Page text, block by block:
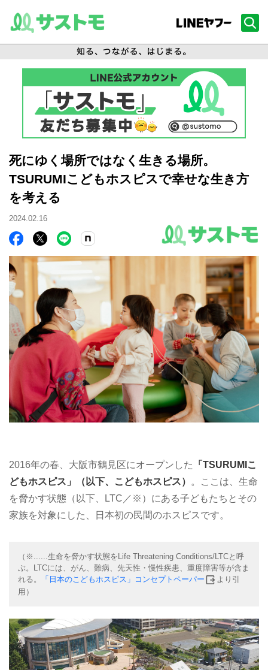
死にゆく場所ではなく生きる場所。
TSURUMIこどもホスピスで幸せな生き方
を考える
2024.02.16
2016年の春、大阪市鶴見区にオープンした
「TSURUMIこ
どもホスピス」（以下、こどもホスピス） 。ここは、生命
を脅かす状態（以下、LTC／※）にある子どもたちとその
家族を対象にした、日本初の民間のホスピスです。
（※......生命を脅かす状態をLife Threatening Conditions/LTCと呼
ぶ。LTCには、がん、難病、先天性・慢性疾患、重度障害等が含ま
れる。
「日本のこどもホスピス」コンセプトペーパー
より引
用）